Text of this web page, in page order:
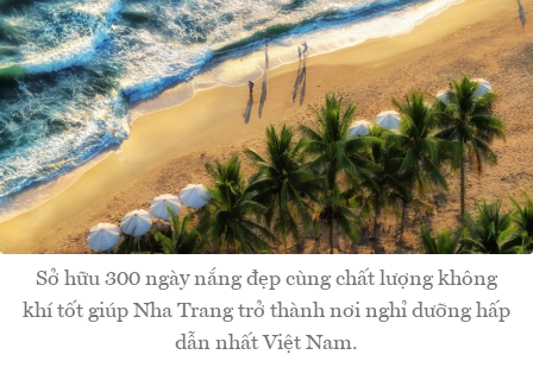
Sở hữu 300 ngày nắng đẹp cùng chất lượng không
khí tốt giúp Nha Trang trở thành nơi nghỉ dưỡng hấp
dẫn nhất Việt Nam.